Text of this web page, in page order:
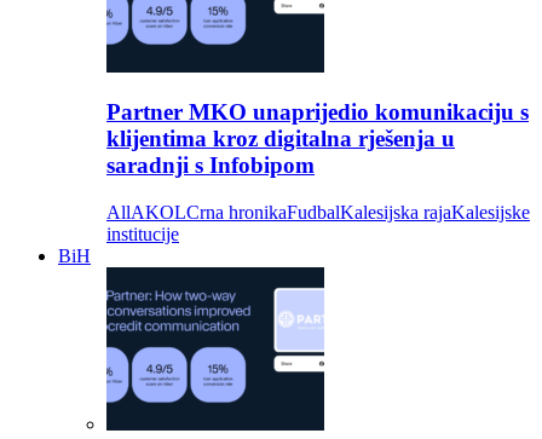
Partner MKO unaprijedio komunikaciju s
klijentima kroz digitalna rješenja u
saradnji s Infobipom
AllAKOLCrna hronikaFudbalKalesijska rajaKalesijske
institucije
BiH